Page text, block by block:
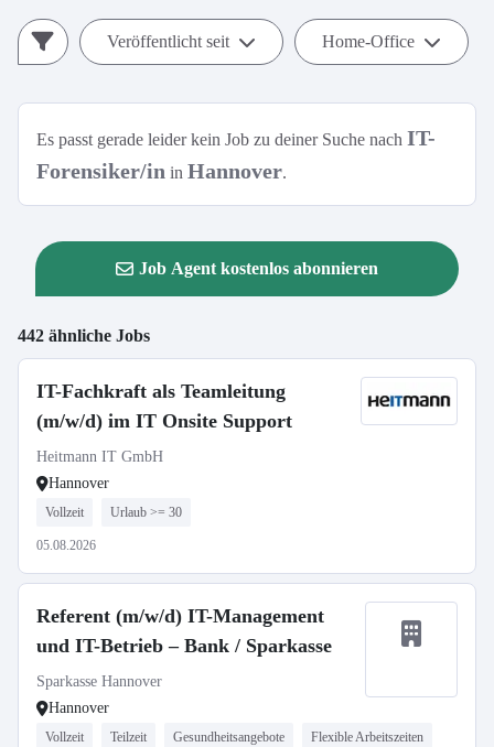
Veröffentlicht seit Home-Office
Es passt gerade leider kein Job zu deiner Suche nach IT-
Forensiker/in in Hannover.
Job Agent kostenlos abonnieren
442 ähnliche Jobs
IT-Fachkraft als Teamleitung
(m/w/d) im IT Onsite Support
Heitmann IT GmbH
Hannover
Vollzeit Urlaub >= 30
05.08.2026
Referent (m/w/d) IT-Management
und IT-Betrieb – Bank / Sparkasse
Sparkasse Hannover
Hannover
Vollzeit Teilzeit Gesundheitsangebote Flexible Arbeitszeiten